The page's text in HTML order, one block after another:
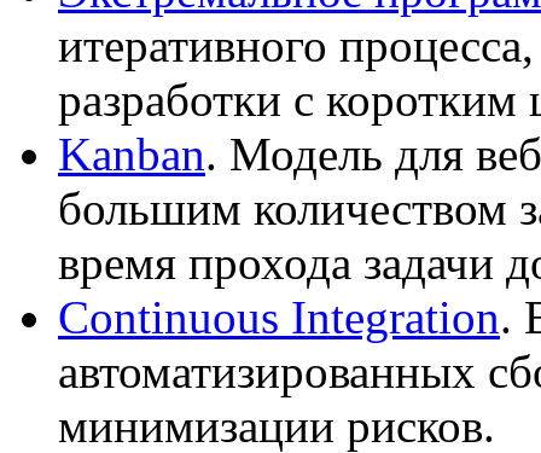
итеративного
разработки с
Kanban. Модель для
большим количеством
время прохода задачи
Continuous Integration.
автоматизированных
минимизации рисков.